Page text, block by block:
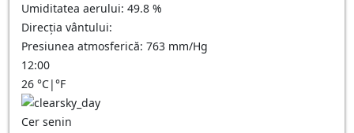
Umiditatea aerului: 49.8 %
Direcția vântului:
Presiunea atmosferică: 763 mm/Hg
12:00
26 °C|°F
Cer senin